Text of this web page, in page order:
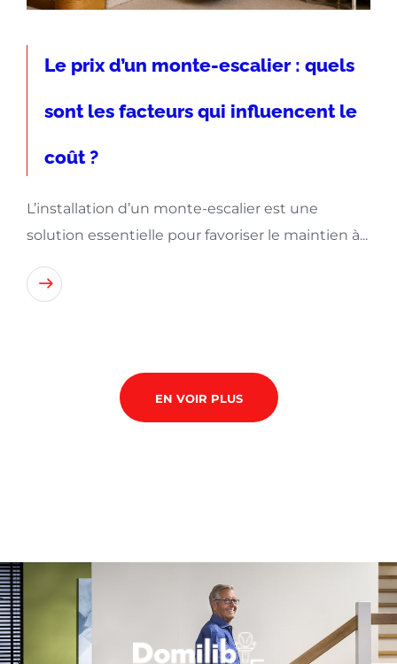
Le prix d’un monte-escalier : quels
sont les facteurs qui influencent le
coût ?
L’installation d’un monte-escalier est une
solution essentielle pour favoriser le maintien à...
EN VOIR PLUS